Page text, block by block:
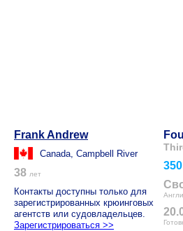
Frank Andrew
Canada, Campbell River
38 лет
Контакты доступны только для
зарегистрированных крюинговых
агентств или судовладельцев.
Зарегистрироваться >>